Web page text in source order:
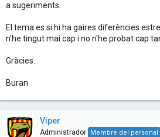
a sugeriments.
El tema es si hi ha gaires diferències
n'he tingut mai cap i no n'he probat cap
Gràcies.
Buran
Viper
Administrador Membre del personal